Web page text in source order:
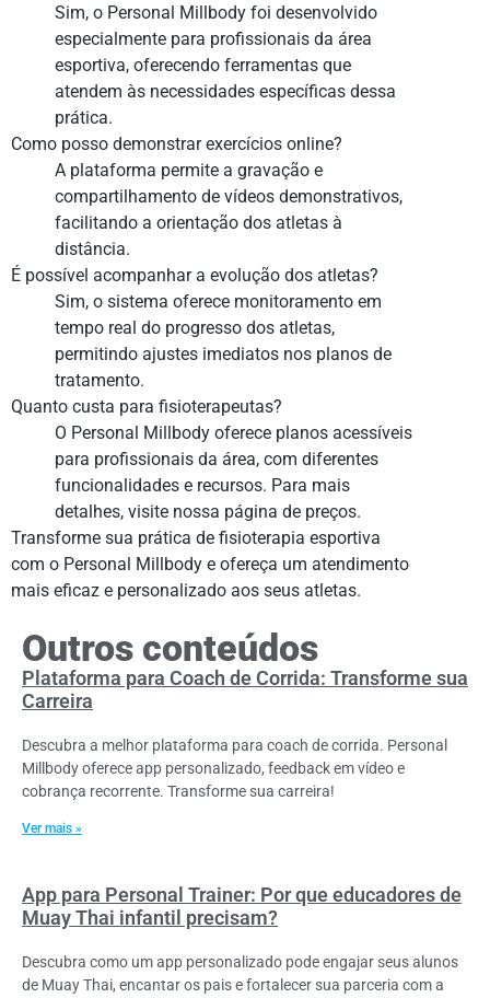
Sim, o Personal Millbody foi desenvolvido
especialmente para profissionais da área
esportiva, oferecendo ferramentas que
atendem às necessidades específicas dessa
prática.
Como posso demonstrar exercícios online?
A plataforma permite a gravação e
compartilhamento de vídeos demonstrativos,
facilitando a orientação dos atletas à
distância.
É possível acompanhar a evolução dos atletas?
Sim, o sistema oferece monitoramento em
tempo real do progresso dos atletas,
permitindo ajustes imediatos nos planos de
tratamento.
Quanto custa para fisioterapeutas?
O Personal Millbody oferece planos acessíveis
para profissionais da área, com diferentes
funcionalidades e recursos. Para mais
detalhes, visite nossa página de preços.
Transforme sua prática de fisioterapia esportiva
com o Personal Millbody e ofereça um atendimento
mais eficaz e personalizado aos seus atletas.
Outros conteúdos
Plataforma para Coach de Corrida: Transforme sua
Carreira
Descubra a melhor plataforma para coach de corrida. Personal
Millbody oferece app personalizado, feedback em vídeo e
cobrança recorrente. Transforme sua carreira!
Ver mais »
App para Personal Trainer: Por que educadores de
Muay Thai infantil precisam?
Descubra como um app personalizado pode engajar seus alunos
de Muay Thai, encantar os pais e fortalecer sua parceria com a